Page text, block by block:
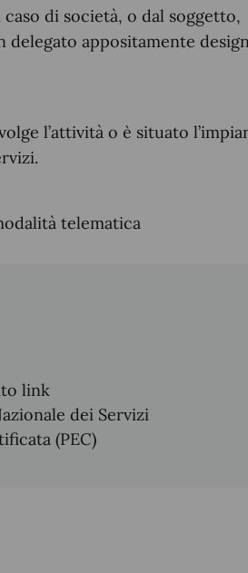
di società, o dal soggetto,
appositamente
l’attività o è situato
telematica
link
dei Servizi
(PEC)